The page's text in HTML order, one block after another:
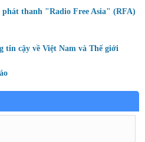
thanh "Radio Free Asia" (RFA)
tin cậy về Việt Nam và Thế giới